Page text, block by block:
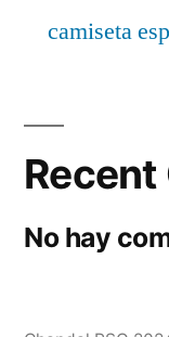
camiseta
No hay